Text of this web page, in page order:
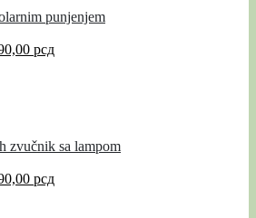
punjenjem
рсд
zvučnik sa lampom
рсд